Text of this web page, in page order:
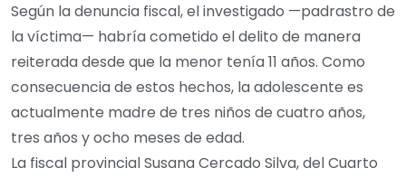
Según la denuncia fiscal, el investigado —padrastro de
la víctima— habría cometido el delito de manera
reiterada desde que la menor tenía 11 años. Como
consecuencia de estos hechos, la adolescente es
actualmente madre de tres niños de cuatro años,
tres años y ocho meses de edad.
La fiscal provincial Susana Cercado Silva, del Cuarto